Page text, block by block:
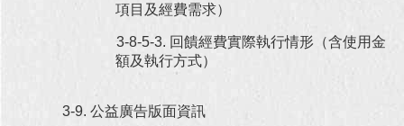
項目及經費需求）
3-8-5-3. 回饋經費實際執行情形（含使用金
額及執行方式）
3-9. 公益廣告版面資訊